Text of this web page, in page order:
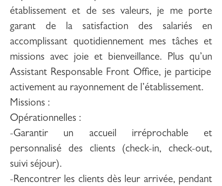
établissement et de ses valeurs, je me porte
garant de la satisfaction des salariés en
accomplissant quotidiennement mes tâches et
missions avec joie et bienveillance. Plus qu’un
Assistant Responsable Front Office, je participe
activement au rayonnement de l’établissement.
Missions :
Opérationnelles :
-Garantir un accueil irréprochable et
personnalisé des clients (check-in, check-out,
suivi séjour).
-Rencontrer les clients dès leur arrivée, pendant